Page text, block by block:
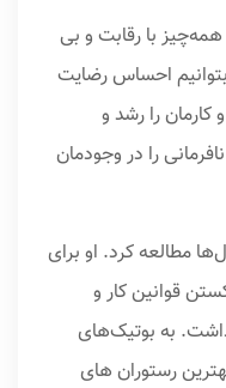
همه‌چیز با رقابت و بی
احساس رضایت
را رشد و
را در وجودمان
مطالعه کرد. او برای
قوانین کار و
به بوتیک‌های
رستوران های